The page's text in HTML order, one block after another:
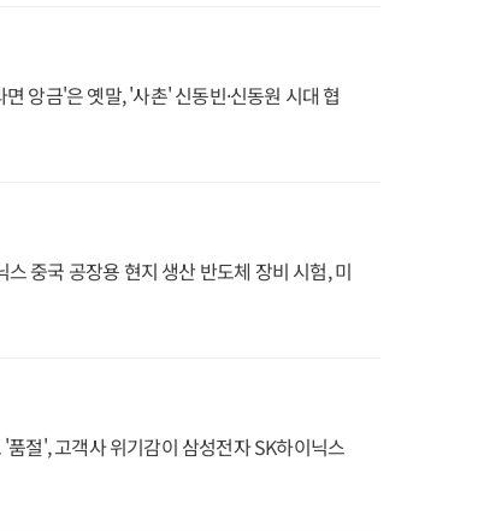
앙금'은 옛말, '사촌' 신동빈·신동원 시대 협
중국 공장용 현지 생산 반도체 장비 시험, 미
절', 고객사 위기감이 삼성전자 SK하이닉스